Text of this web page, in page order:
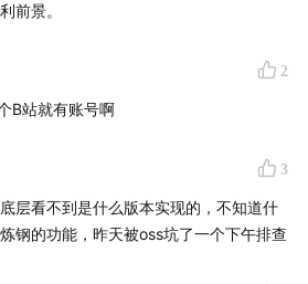
」主播。“中国互联网站长第一
域的连续创业者。（微博：@高春
的互联网杂谈）
炖」主播，资深运维专家，互联网
现任某互联网安全公司高管。
，Blog：
）
前景。
2
B站就有账号啊
3
层看不到是什么版本实现的，不知道什
钢的功能，昨天被oss坑了一个下午排查